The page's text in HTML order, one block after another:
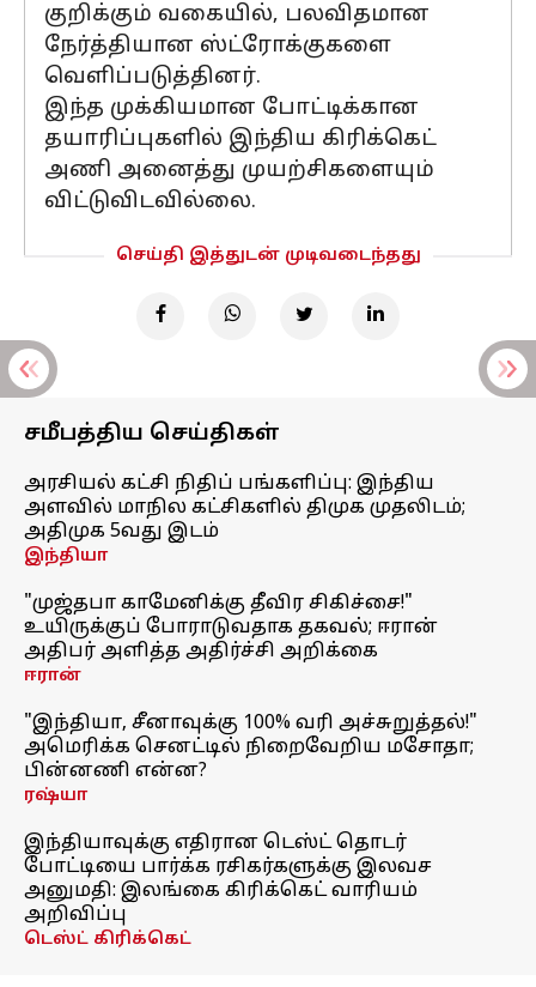
குறிக்கும் வகையில், பலவிதமான
நேர்த்தியான ஸ்ட்ரோக்குகளை
வெளிப்படுத்தினர்.
இந்த முக்கியமான போட்டிக்கான
தயாரிப்புகளில் இந்திய கிரிக்கெட்
அணி அனைத்து முயற்சிகளையும்
விட்டுவிடவில்லை.
செய்தி இத்துடன் முடிவடைந்தது
சமீபத்திய செய்திகள்
அரசியல் கட்சி நிதிப் பங்களிப்பு: இந்திய
அளவில் மாநில கட்சிகளில் திமுக முதலிடம்;
அதிமுக 5வது இடம்
இந்தியா
"முஜ்தபா காமேனிக்கு தீவிர சிகிச்சை!"
உயிருக்குப் போராடுவதாக தகவல்; ஈரான்
அதிபர் அளித்த அதிர்ச்சி அறிக்கை
ஈரான்
"இந்தியா, சீனாவுக்கு 100% வரி அச்சுறுத்தல்!"
அமெரிக்க செனட்டில் நிறைவேறிய மசோதா;
பின்னணி என்ன?
ரஷ்யா
இந்தியாவுக்கு எதிரான டெஸ்ட் தொடர்
போட்டியை பார்க்க ரசிகர்களுக்கு இலவச
அனுமதி: இலங்கை கிரிக்கெட் வாரியம்
அறிவிப்பு
டெஸ்ட் கிரிக்கெட்